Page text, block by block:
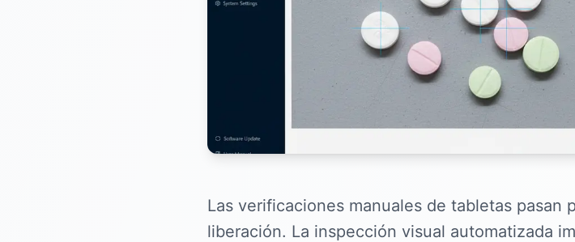
Las verificaciones manuales de tabletas
liberación. La inspección visual automatizada